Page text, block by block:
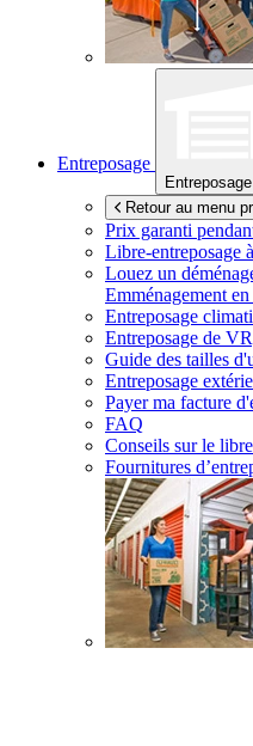
Entreposage
Entreposage
Retour au menu
Prix garanti
Libre-entreposage à
Louez un
Emménagement
Entreposage
Entreposage de
Guide des tailles
Entreposage
Payer ma facture
FAQ
Conseils sur le
Fournitures